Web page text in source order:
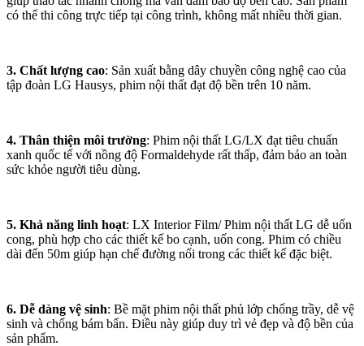
có thể thi công trực tiếp tại công trình, không mất nhiều thời gian.
3. Chất lượng cao: Sản xuất bằng dây chuyền công nghệ cao của
tập đoàn LG Hausys, phim nội thất đạt độ bền trên 10 năm.
4. Thân thiện môi trường: Phim nội thất LG/LX đạt tiêu chuẩn
xanh quốc tế với nồng độ Formaldehyde rất thấp, đảm bảo an toàn
sức khỏe người tiêu dùng.
5. Khả năng linh hoạt: LX Interior Film/ Phim nội thất LG dễ uốn
cong, phù hợp cho các thiết kế bo cạnh, uốn cong. Phim có chiều
dài đến 50m giúp hạn chế đường nối trong các thiết kế đặc biệt.
6. Dễ dàng vệ sinh: Bề mặt phim nội thất phủ lớp chống trầy, dễ vệ
sinh và chống bám bẩn. Điều này giúp duy trì vẻ đẹp và độ bền của
sản phẩm.